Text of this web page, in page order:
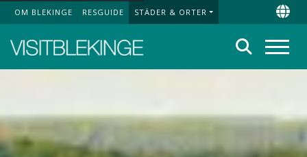
Top Menu
OM BLEKINGE RESGUIDE STÄDER & ORTER
Sök